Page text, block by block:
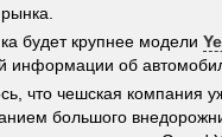
будет крупнее модели
информации об
что чешская компания
большого